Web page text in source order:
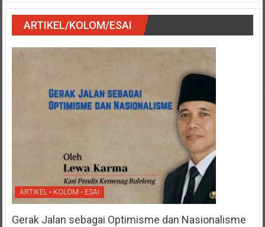
ARTIKEL/KOLOM/ESAI
ARTIKEL • KOLOM • ESAI
Gerak Jalan sebagai Optimisme dan Nasionalisme